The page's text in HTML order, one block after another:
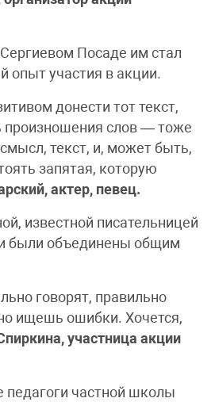
Посаде им стал
опыт участия в акции.
донести тот текст,
произношения слов — тоже
текст, и, может быть,
запятая, которую
актер, певец.
известной писательницей
были объединены общим
говорят, правильно
ищешь ошибки. Хочется,
участница акции
педагоги частной школы